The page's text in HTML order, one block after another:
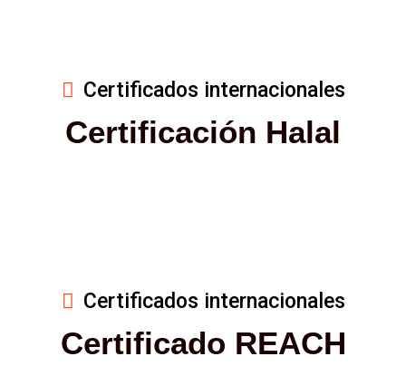
Certificados internacionales
Certificación Halal
Certificados internacionales
Certificado REACH